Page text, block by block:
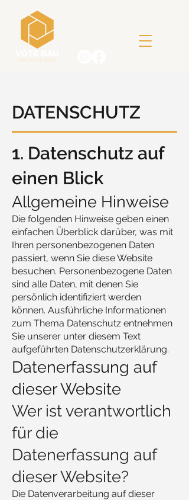
DATENSCHUTZ
1. Datenschutz auf
einen Blick
Allgemeine Hinweise
Die folgenden Hinweise geben einen
einfachen Überblick darüber, was mit
Ihren personenbezogenen Daten
passiert, wenn Sie diese Website
besuchen. Personenbezogene Daten
sind alle Daten, mit denen Sie
persönlich identifiziert werden
können. Ausführliche Informationen
zum Thema Datenschutz entnehmen
Sie unserer unter diesem Text
aufgeführten Datenschutzerklärung.
Datenerfassung auf
dieser Website
Wer ist verantwortlich
für die
Datenerfassung auf
dieser Website?
Die Datenverarbeitung auf dieser